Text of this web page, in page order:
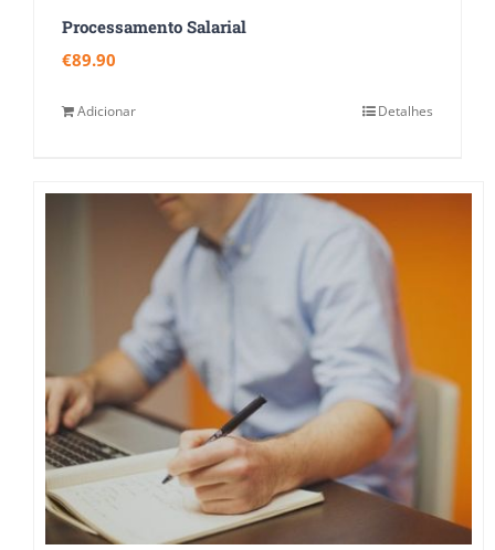
Processamento Salarial
€89.90
Adicionar Detalhes